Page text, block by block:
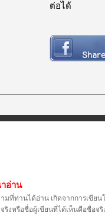
ต่อได้
อ่าน
มที่ท่านได้อ่าน เกิดจากการเขีย
ริงหรือชื่อผู้เขียนที่ได้เห็นคือชื่อ